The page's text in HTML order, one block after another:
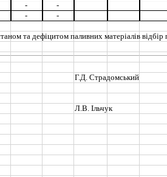
- -
- -
та дефіцитом паливних матеріалів
Г.Д. Страдомський
Л.В. Ільчук